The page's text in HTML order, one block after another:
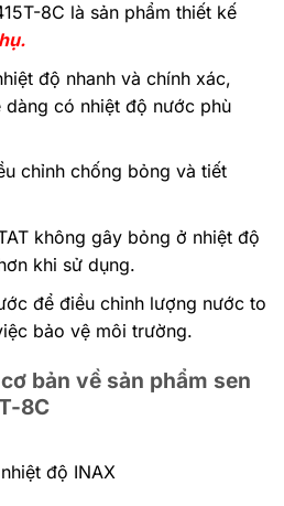
8C là sản phẩm thiết kế
độ nhanh và chính xác,
có nhiệt độ nước phù
chỉnh chống bỏng và tiết
không gây bỏng ở nhiệt độ
khi sử dụng.
để điều chỉnh lượng nước to
bảo vệ môi trường.
bản về sản phẩm sen
8C
độ INAX